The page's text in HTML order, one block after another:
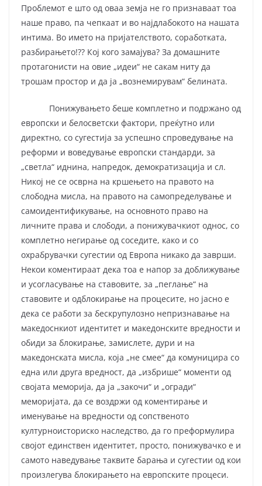
Проблемот е што од оваа земја не го признаваат тоа
наше право, па чепкаат и во најдлабокото на нашата
интима. Во името на пријателството, соработката,
разбирањето!?? Кој кого замајува? За домашните
протагонисти на овие „идеи“ не сакам ниту да
трошам простор и да ја „вознемирувам“ белината.
Понижувањето беше комплетно и подржано од
европски и белосветски фактори, преќутно или
директно, со сугестија за успешно спроведување на
реформи и воведување европски стандарди, за
„светла“ иднина, напредок, демократизација и сл.
Никој не се осврна на кршењето на правото на
слободна мисла, на правото на самопределување и
самоидентификување, на основното право на
личните права и слободи, а понижувачкиот однос, со
комплетно негирање од соседите, како и со
охрабрувачки сугестии од Европа никако да заврши.
Некои коментираат дека тоа е напор за доближување
и усогласување на ставовите, за „пеглање“ на
ставовите и одблокирање на процесите, но јасно е
дека се работи за бескрупулозно непризнавање на
македоснкиот идентитет и македонските вредности и
обиди за блокирање, замислете, дури и на
македонската мисла, која „не смее“ да комуницира со
една или друга вредност, да „избрише“ моменти од
својата меморија, да ја „закочи“ и „огради“
меморијата, да се воздржи од коментирање и
именување на вредности од сопственото
културноисториско наследство, да го преформулира
својот единствен идентитет, просто, понижувачко е и
самото наведување таквите барања и сугестии од кои
произлегува блокирањето на европските процеси.